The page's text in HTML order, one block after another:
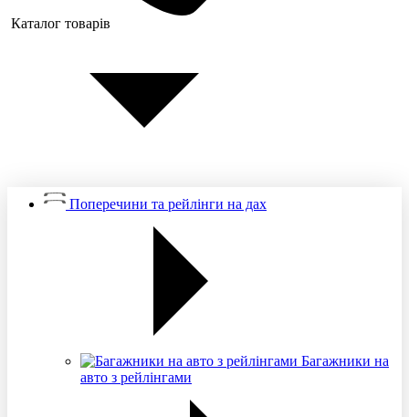
Каталог товарів
Поперечини та рейлінги на дах
Багажники на
авто з рейлінгами